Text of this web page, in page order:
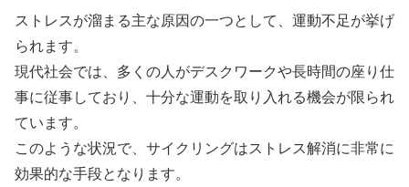
ストレスが溜まる主な原因の一つとして、運動不足が挙げ
られます。
現代社会では、多くの人がデスクワークや長時間の座り仕
事に従事しており、十分な運動を取り入れる機会が限られ
ています。
このような状況で、サイクリングはストレス解消に非常に
効果的な手段となります。